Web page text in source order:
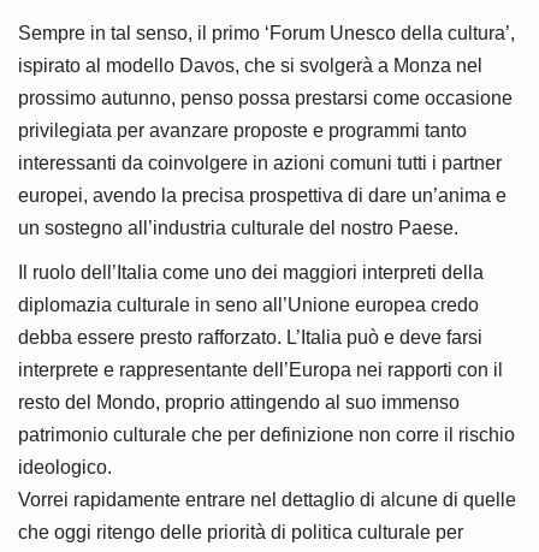
Sempre in tal senso, il primo ‘Forum Unesco della cultura’,
ispirato al modello Davos, che si svolgerà a Monza nel
prossimo autunno, penso possa prestarsi come occasione
privilegiata per avanzare proposte e programmi tanto
interessanti da coinvolgere in azioni comuni tutti i partner
europei, avendo la precisa prospettiva di dare un’anima e
un sostegno all’industria culturale del nostro Paese.
Il ruolo dell’Italia come uno dei maggiori interpreti della
diplomazia culturale in seno all’Unione europea credo
debba essere presto rafforzato. L’Italia può e deve farsi
interprete e rappresentante dell’Europa nei rapporti con il
resto del Mondo, proprio attingendo al suo immenso
patrimonio culturale che per definizione non corre il rischio
ideologico.
Vorrei rapidamente entrare nel dettaglio di alcune di quelle
che oggi ritengo delle priorità di politica culturale per